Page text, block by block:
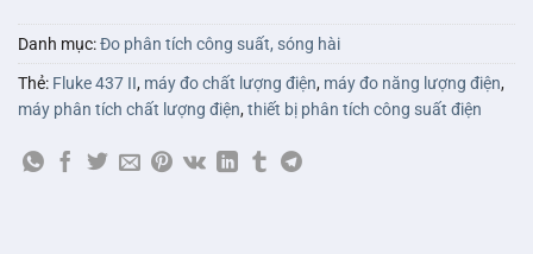
Danh mục:Đo phân tích công suất, sóng hài
Thẻ: Fluke 437 II, máy đo chất lượng điện, máy đo năng lượng điện,
máy phân tích chất lượng điện,thiết bị phân tích công suất điện